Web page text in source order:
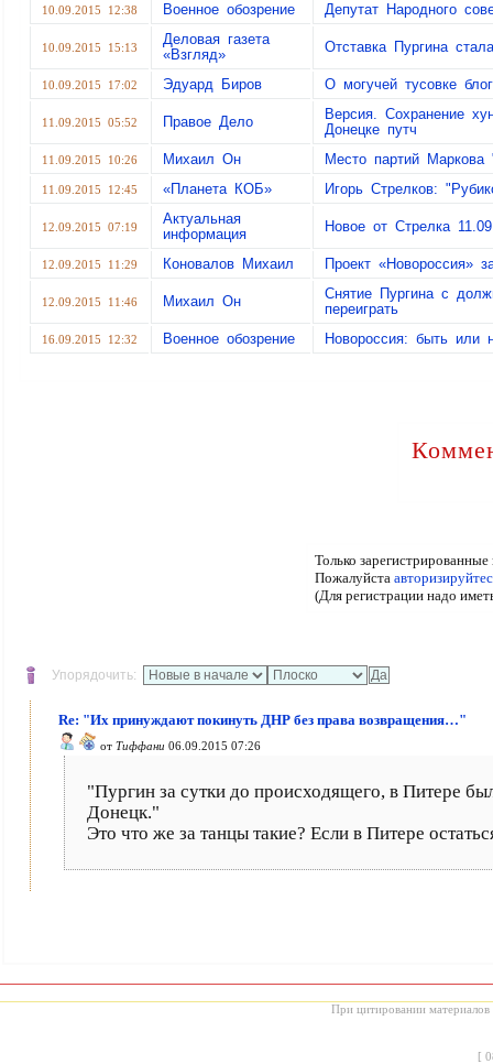
10.09.2015 12:38 Военное обозрение Депутат Народного
10.09.2015 15:13
Деловая газета
«Взгляд»
Отставка Пургина
10.09.2015 17:02 Эдуард Биров О могучей тусовке
11.09.2015 05:52 Правое Дело
Версия. Сохранение
Донецке путч
11.09.2015 10:26 Михаил Он Место партий
11.09.2015 12:45 «Планета КОБ» Игорь Стрелков:
12.09.2015 07:19
Актуальная
информация
Новое от Стрелка
12.09.2015 11:29 Коновалов Михаил Проект «Новороссия»
12.09.2015 11:46 Михаил Он
Снятие Пургина с
переиграть
16.09.2015 12:32 Военное обозрение Новороссия: быть или
Только
Пожалуйста
(Для регистрации надо
Упорядочить:
Re: "Их принуждают покинуть ДНР без права возвращения…"
от Тиффани 06.09.2015 07:26
"Пургин за сутки до происходящего, в Питере
Донецк."
Это что же за танцы такие? Если в Питере
При цитировании материалов
[